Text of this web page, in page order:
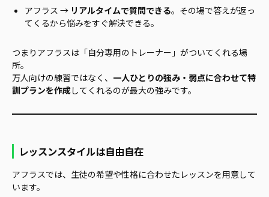
アフラス → リアルタイムで質問できる。その場で答えが返っ
てくるから悩みをすぐ解決できる。
つまりアフラスは「自分専用のトレーナー」がついてくれる場
所。
万人向けの練習ではなく、 一人ひとりの強み・弱点に合わせて特
訓プランを作成してくれるのが最大の強みです。
レッスンスタイルは自由自在
アフラスでは、生徒の希望や性格に合わせたレッスンを用意して
います。